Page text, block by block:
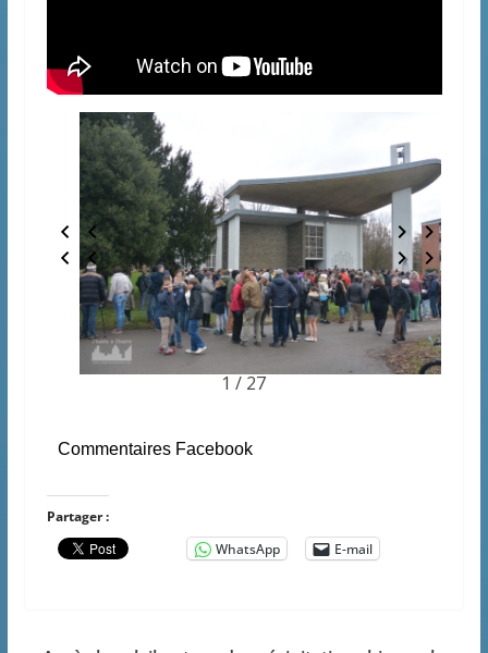
1 / 27
Commentaires Facebook
Partager :
WhatsApp
E-mail